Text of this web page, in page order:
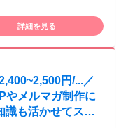
をお持ちの方 歓迎
メラ／スマホでも可。
詳細を見る
円/...／
やメルマガ制作に
識も活かせてスキ